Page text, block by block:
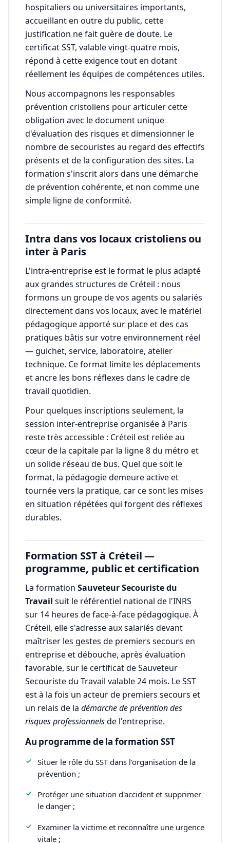
hospitaliers ou universitaires importants,
accueillant en outre du public, cette
justification ne fait guère de doute. Le
certificat SST, valable vingt-quatre mois,
répond à cette exigence tout en dotant
réellement les équipes de compétences utiles.
Nous accompagnons les responsables
prévention cristoliens pour articuler cette
obligation avec le document unique
d'évaluation des risques et dimensionner le
nombre de secouristes au regard des effectifs
présents et de la configuration des sites. La
formation s'inscrit alors dans une démarche
de prévention cohérente, et non comme une
simple ligne de conformité.
Intra dans vos locaux cristoliens ou
inter à Paris
L'intra-entreprise est le format le plus adapté
aux grandes structures de Créteil : nous
formons un groupe de vos agents ou salariés
directement dans vos locaux, avec le matériel
pédagogique apporté sur place et des cas
pratiques bâtis sur votre environnement réel
— guichet, service, laboratoire, atelier
technique. Ce format limite les déplacements
et ancre les bons réflexes dans le cadre de
travail quotidien.
Pour quelques inscriptions seulement, la
session inter-entreprise organisée à Paris
reste très accessible : Créteil est reliée au
cœur de la capitale par la ligne 8 du métro et
un solide réseau de bus. Quel que soit le
format, la pédagogie demeure active et
tournée vers la pratique, car ce sont les mises
en situation répétées qui forgent des réflexes
durables.
Formation SST à Créteil —
programme, public et certification
La formation Sauveteur Secouriste du
Travail suit le référentiel national de l'INRS
sur 14 heures de face-à-face pédagogique. À
Créteil, elle s'adresse aux salariés devant
maîtriser les gestes de premiers secours en
entreprise et débouche, après évaluation
favorable, sur le certificat de Sauveteur
Secouriste du Travail valable 24 mois. Le SST
est à la fois un acteur de premiers secours et
un relais de la démarche de prévention des
risques professionnelsde l'entreprise.
Au programme de la formation SST
Situer le rôle du SST dans l'organisation de la
prévention ;
Protéger une situation d'accident et supprimer
le danger ;
Examiner la victime et reconnaître une urgence
vitale ;